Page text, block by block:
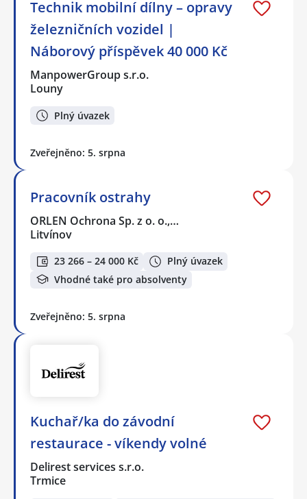
Technik mobilní dílny – opravy
železničních vozidel |
Náborový příspěvek 40 000 Kč
ManpowerGroup s.r.o.
Louny
Plný úvazek
Zveřejněno: 5. srpna
Pracovník ostrahy
ORLEN Ochrona Sp. z o. o.,…
Litvínov
23 266 – 24 000 Kč
Plný úvazek
Vhodné také pro absolventy
Zveřejněno: 5. srpna
Kuchař/ka do závodní
restaurace - víkendy volné
Delirest services s.r.o.
Trmice